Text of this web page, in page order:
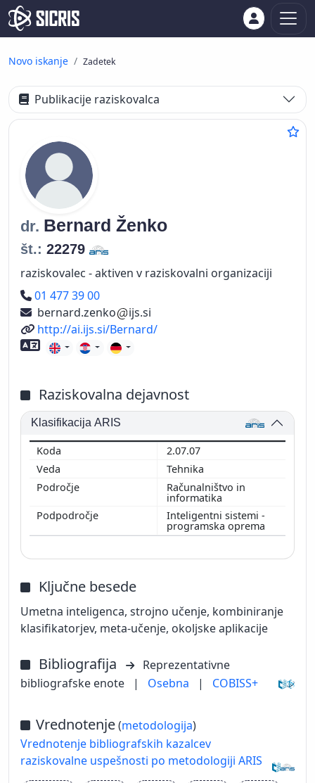
Novo iskanje Zadetek
Publikacije raziskovalca
dr. Bernard Ženko
št.: 22279
raziskovalec - aktiven v raziskovalni organizaciji
Telefon
01 477 39 00
bernard.zenko
ijs.si
Spletni naslov
http://ai.ijs.si/Bernard/
Znanje tujih jezikov
Raziskovalna dejavnost
Klasifikacija ARIS
2.07.07
Tehnika
Računalništvo in
informatika
Inteligentni sistemi -
programska oprema
Ključne besede
Umetna inteligenca, strojno učenje, kombiniranje
klasifikatorjev, meta-učenje, okoljske aplikacije
Bibliografija
Reprezentativne
bibliografske enote
| Osebna | COBISS+
Vrednotenje(metodologija)
Vrednotenje bibliografskih kazalcev
raziskovalne uspešnosti po metodologiji ARIS